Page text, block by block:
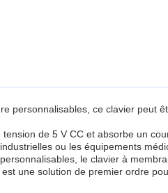
personnalisables, ce clavier
de 5 V CC et absorbe un
ou les équipements
le clavier à
une solution de premier ordre